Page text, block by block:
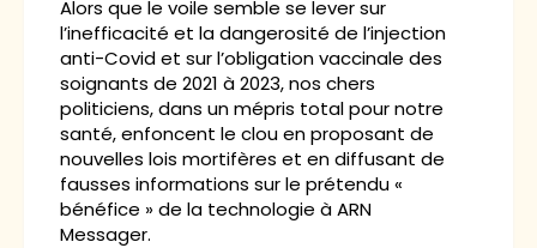
Alors que le voile semble se lever sur
l’inefficacité et la dangerosité de l’injection
anti-Covid et sur l’obligation vaccinale des
soignants de 2021 à 2023, nos chers
politiciens, dans un mépris total pour notre
santé, enfoncent le clou en proposant de
nouvelles lois mortifères et en diffusant de
fausses informations sur le prétendu «
bénéfice » de la technologie à ARN
Messager.